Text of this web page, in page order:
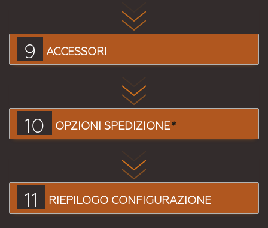
9 ACCESSORI
10 OPZIONI SPEDIZIONE*
11 RIEPILOGO CONFIGURAZIONE